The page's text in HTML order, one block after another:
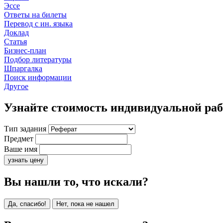
Эссе
Ответы на билеты
Перевод с ин. языка
Доклад
Статья
Бизнес-план
Подбор литературы
Шпаргалка
Поиск информации
Другое
Узнайте стоимость индивидуальной
Тип задания
Предмет
Ваше имя
узнать цену
Вы нашли то, что искали?
Да, спасибо! Нет, пока не нашел